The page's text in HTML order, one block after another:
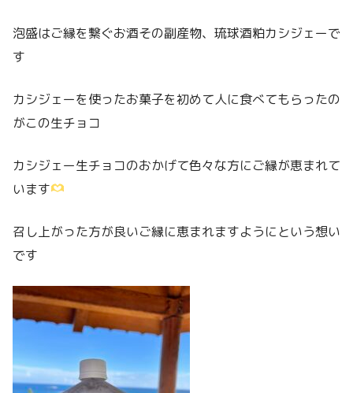
泡盛はご縁を繋ぐお酒その副産物、琉球酒粕カシジェーで
す
カシジェーを使ったお菓子を初めて人に食べてもらったの
がこの生チョコ
カシジェー生チョコのおかげて色々な方にご縁が恵まれて
います
召し上がった方が良いご縁に恵まれますようにという想い
です